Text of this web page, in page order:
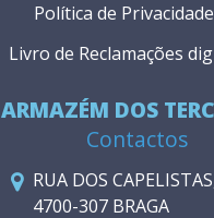
ARMAZÉM DOS
Contactos
RUA DOS
4700-307 BRAGA
Política de Privacidade
Livro de Reclamações